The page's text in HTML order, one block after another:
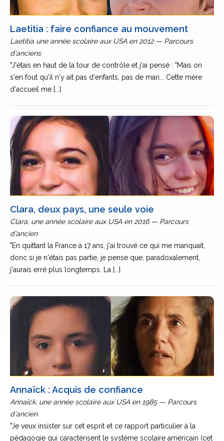
Laetitia : faire confiance au mouvement
Laetitia une année scolaire aux USA en 2012 — Parcours
d'anciens
"J'étais en haut de la tour de contrôle et j'ai pensé : "Mais on
s'en fout qu'il n'y ait pas d'enfants, pas de mari... Cette mère
d'accueil me [...]
Clara, deux pays, une seule voie
Clara, une année scolaire aux USA en 2016 — Parcours
d'ancien
"En quittant la France à 17 ans, j'ai trouvé ce qui me manquait,
donc si je n'étais pas partie, je pense que, paradoxalement,
j'aurais erré plus longtemps. La [...]
Annaïck : Acquis de confiance
Annaïck, une année scolaire aux USA en 1985 — Parcours
d'ancien
"Je veux insister sur cet esprit et ce rapport particulier à la
pédagogie qui caractérisent le système scolaire américain (cet